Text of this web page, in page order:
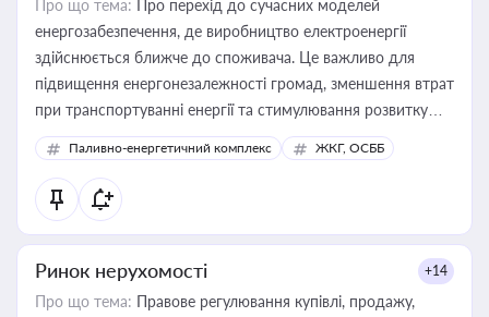
Про що тема: Про перехід до сучасних моделей
енергозабезпечення, де виробництво електроенергії
здійснюється ближче до споживача. Це важливо для
підвищення енергонезалежності громад, зменшення втрат
при транспортуванні енергії та стимулювання розвитку
відновлюваних джерел
Паливно-енергетичний комплекс ЖКГ, ОСББ
Ринок нерухомості +14
Про що тема: Правове регулювання купівлі, продажу,